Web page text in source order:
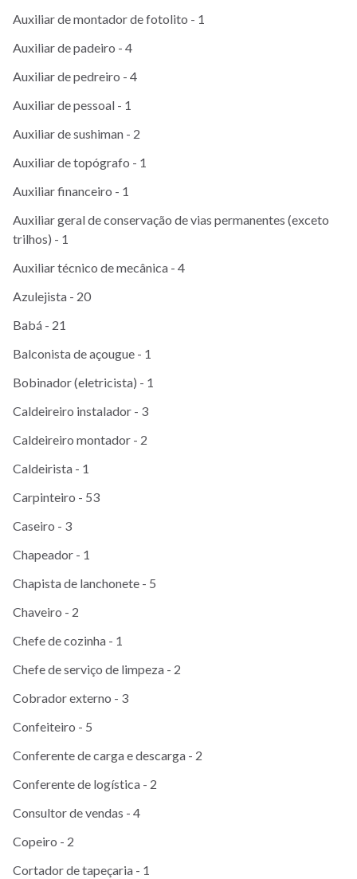
Auxiliar de montador de fotolito - 1
Auxiliar de padeiro - 4
Auxiliar de pedreiro - 4
Auxiliar de pessoal - 1
Auxiliar de sushiman - 2
Auxiliar de topógrafo - 1
Auxiliar financeiro - 1
Auxiliar geral de conservação de vias permanentes (exceto
trilhos) - 1
Auxiliar técnico de mecânica - 4
Azulejista - 20
Babá - 21
Balconista de açougue - 1
Bobinador (eletricista) - 1
Caldeireiro instalador - 3
Caldeireiro montador - 2
Caldeirista - 1
Carpinteiro - 53
Caseiro - 3
Chapeador - 1
Chapista de lanchonete - 5
Chaveiro - 2
Chefe de cozinha - 1
Chefe de serviço de limpeza - 2
Cobrador externo - 3
Confeiteiro - 5
Conferente de carga e descarga - 2
Conferente de logística - 2
Consultor de vendas - 4
Copeiro - 2
Cortador de tapeçaria - 1